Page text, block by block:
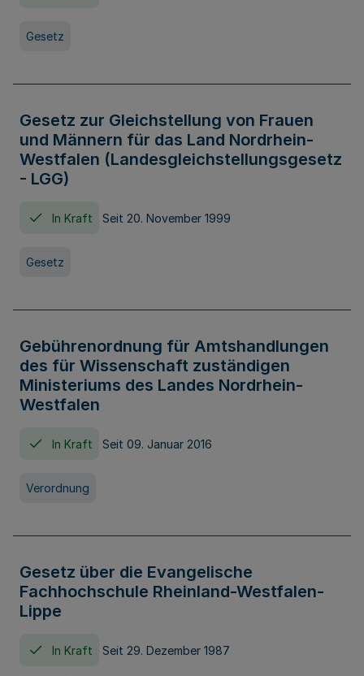
Gesetz
Gesetz zur Gleichstellung von Frauen
und Männern für das Land Nordrhein-
Westfalen (Landesgleichstellungsgesetz
- LGG)
In Kraft Seit 20. November 1999
Gesetz
Gebührenordnung für Amtshandlungen
des für Wissenschaft zuständigen
Ministeriums des Landes Nordrhein-
Westfalen
In Kraft Seit 09. Januar 2016
Verordnung
Gesetz über die Evangelische
Fachhochschule Rheinland-Westfalen-
Lippe
In Kraft Seit 29. Dezember 1987